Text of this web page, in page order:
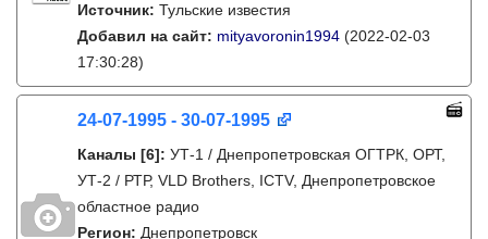
Источник: Тульские известия
Добавил на сайт: mityavoronin1994 (2022-02-03
17:30:28)
24-07-1995 - 30-07-1995
Каналы [6]: УТ-1 / Днепропетровская ОГТРК, ОРТ,
УТ-2 / РТР, VLD Brothers, ICTV, Днепропетровское
областное радио
Регион: Днепропетровск